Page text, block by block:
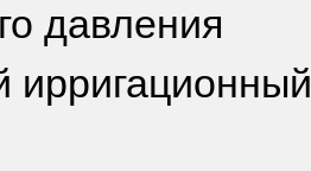
давления
ирригационный